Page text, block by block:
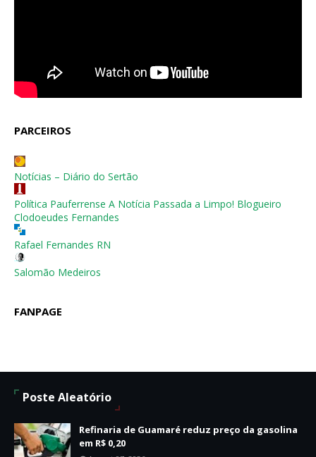
PARCEIROS
Notícias – Diário do Sertão
Política Pauferrense A Notícia Passada a Limpo! Blogueiro
Clodoeudes Fernandes
Rafael Fernandes RN
Salomão Medeiros
FANPAGE
Poste Aleatório
Refinaria de Guamaré reduz preço da gasolina
em R$ 0,20